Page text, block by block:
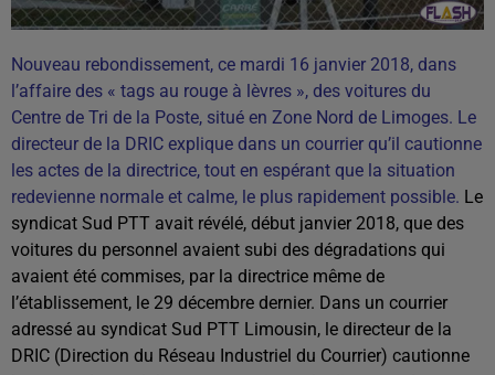
Nouveau rebondissement, ce mardi 16 janvier 2018, dans
l’affaire des « tags au rouge à lèvres », des voitures du
Centre de Tri de la Poste, situé en Zone Nord de Limoges. Le
directeur de la DRIC explique dans un courrier qu’il cautionne
les actes de la directrice, tout en espérant que la situation
redevienne normale et calme, le plus rapidement possible. Le
syndicat Sud PTT avait révélé, début janvier 2018, que des
voitures du personnel avaient subi des dégradations qui
avaient été commises, par la directrice même de
l’établissement, le 29 décembre dernier. Dans un courrier
adressé au syndicat Sud PTT Limousin, le directeur de la
DRIC (Direction du Réseau Industriel du Courrier) cautionne